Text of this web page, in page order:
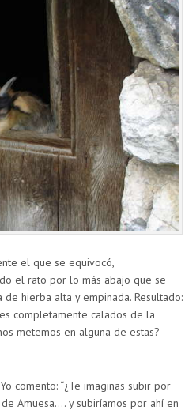
el que se equivocó,
el rato por lo más abajo que se
hierba alta y empinada. Resultado:
completamente calados de la
metemos en alguna de estas?
comento: “¿Te imaginas subir por
Amuesa…. y subiríamos por ahí en